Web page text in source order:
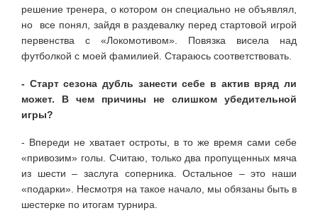
решение тренера, о котором он специально не объявлял,
но все понял, зайдя в раздевалку перед стартовой игрой
первенства с «Локомотивом». Повязка висела над
футболкой с моей фамилией. Стараюсь соответствовать.
- Старт сезона дубль занести себе в актив вряд ли
может. В чем причины не слишком убедительной
игры?
- Впереди не хватает остроты, в то же время сами себе
«привозим» голы. Считаю, только два пропущенных мяча
из шести – заслуга соперника. Остальное – это наши
«подарки». Несмотря на такое начало, мы обязаны быть в
шестерке по итогам турнира.